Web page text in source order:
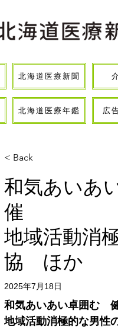
北海道医療新聞
北海道医療年鑑 広
< Back
和気あいあ
催
地域活動消
協 ほか
2025年7月18日
和気あいあい卓囲む　
地域活動消極的な男性